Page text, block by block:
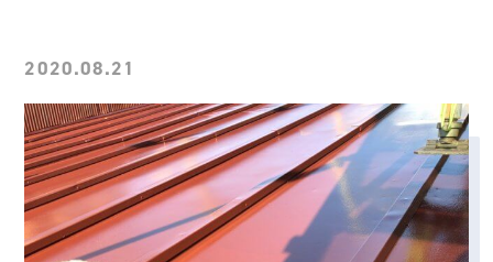
2020.08.21